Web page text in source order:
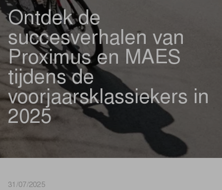
Ontdek de
succesverhalen van
Proximus en MAES
tijdens de
voorjaarsklassiekers in
2025
31/07/2025